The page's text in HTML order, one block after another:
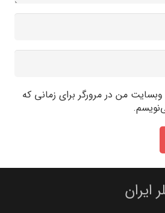
وبسایت من در مرورگر برای زمانی که
ایران